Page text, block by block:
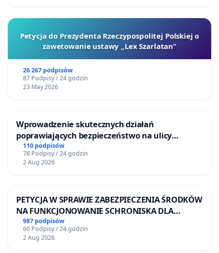
Petycja do Prezydenta Rzeczypospolitej Polskiej o
zawetowanie ustawy „Lex Szarlatan”
26 267 podpisów
87 Podpisy / 24 godzin
23 May 2026
Wprowadzenie skutecznych działań
poprawiających bezpieczeństwo na ulicy
Żeromskiego w Otwocku
110 podpisów
78 Podpisy / 24 godzin
2 Aug 2026
PETYCJA W SPRAWIE ZABEZPIECZENIA ŚRODKÓW
NA FUNKCJONOWANIE SCHRONISKA DLA
BEZDOMNYCH ZWIERZĄT W SKARYSZEWIE
987 podpisów
60 Podpisy / 24 godzin
2 Aug 2026